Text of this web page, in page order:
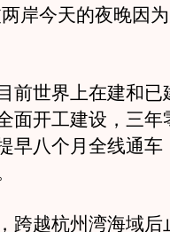
岸今天的夜晚因
世界上在建和已
面开工建设，三年
早八个月全线通车
越杭州湾海域后